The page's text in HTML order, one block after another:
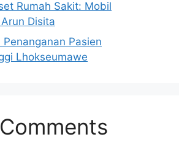
Rumah Sakit: Mobil
Disita
Pasien
Lhokseumawe